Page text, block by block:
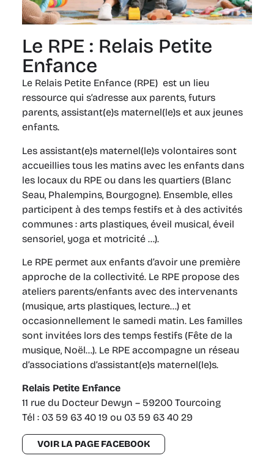
Le RPE : Relais Petite
Enfance
Le Relais Petite Enfance (RPE) est un lieu
ressource qui s’adresse aux parents, futurs
parents, assistant(e)s maternel(le)s et aux jeunes
enfants.
Les assistant(e)s maternel(le)s volontaires sont
accueillies tous les matins avec les enfants dans
les locaux du RPE ou dans les quartiers (Blanc
Seau, Phalempins, Bourgogne). Ensemble, elles
participent à des temps festifs et à des activités
communes : arts plastiques, éveil musical, éveil
sensoriel, yoga et motricité …).
Le RPE permet aux enfants d’avoir une première
approche de la collectivité. Le RPE propose des
ateliers parents/enfants avec des intervenants
(musique, arts plastiques, lecture…) et
occasionnellement le samedi matin. Les familles
sont invitées lors des temps festifs (Fête de la
musique, Noël…). Le RPE accompagne un réseau
d’associations d’assistant(e)s maternel(le)s.
Relais Petite Enfance
11 rue du Docteur Dewyn – 59200 Tourcoing
Tél : 03 59 63 40 19 ou 03 59 63 40 29
VOIR LA PAGE FACEBOOK